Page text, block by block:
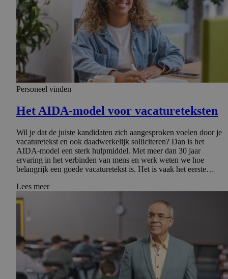
Personeel vinden
Het AIDA-model voor vacature­tek­sten
Wil je dat de juiste kandidaten zich aangesproken voelen door je
vacaturetekst en ook daadwerkelijk solliciteren? Dan is het
AIDA-model een sterk hulpmiddel. Met meer dan 30 jaar
ervaring in het verbinden van mens en werk weten we hoe
belangrijk een goede vacaturetekst is. Het is vaak het eerste…
Lees meer